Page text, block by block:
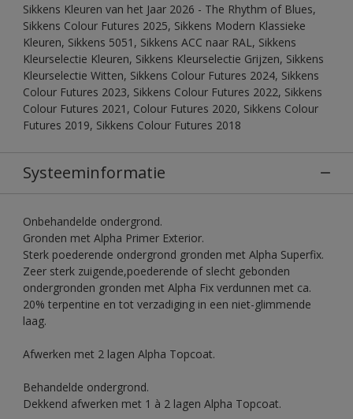
Sikkens Kleuren van het Jaar 2026 - The Rhythm of Blues,
Sikkens Colour Futures 2025, Sikkens Modern Klassieke
Kleuren, Sikkens 5051, Sikkens ACC naar RAL, Sikkens
Kleurselectie Kleuren, Sikkens Kleurselectie Grijzen, Sikkens
Kleurselectie Witten, Sikkens Colour Futures 2024, Sikkens
Colour Futures 2023, Sikkens Colour Futures 2022, Sikkens
Colour Futures 2021, Colour Futures 2020, Sikkens Colour
Futures 2019, Sikkens Colour Futures 2018
Systeeminformatie
Onbehandelde ondergrond.
Gronden met Alpha Primer Exterior.
Sterk poederende ondergrond gronden met Alpha Superfix.
Zeer sterk zuigende,poederende of slecht gebonden
ondergronden gronden met Alpha Fix verdunnen met ca.
20% terpentine en tot verzadiging in een niet-glimmende
laag.
Afwerken met 2 lagen Alpha Topcoat.
Behandelde ondergrond.
Dekkend afwerken met 1 à 2 lagen Alpha Topcoat.